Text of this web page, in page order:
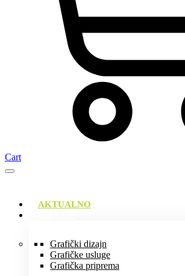
Cart
AKTUALNO
Grafički dizajn
Grafičke usluge
Grafička priprema